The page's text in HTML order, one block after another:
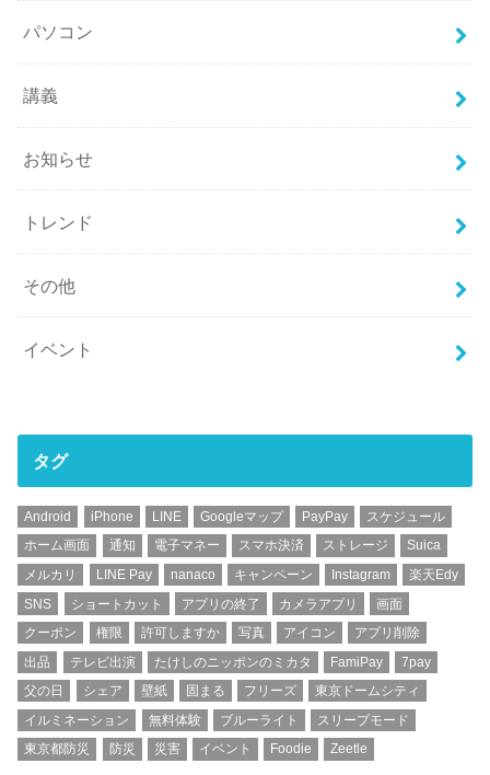
パソコン
講義
お知らせ
トレンド
その他
イベント
タグ
Android iPhone LINE Googleマップ PayPay
スケジュール
ホーム画面
通知 電子マネー スマホ決済 ストレージ
Suica
メルカリ
LINE Pay nanaco キャンペーン Instagram
楽天Edy
SNS
ショートカット アプリの終了 カメラアプリ
画面
クーポン
権限 許可しますか 写真 アイコン
アプリ削除
出品
テレビ出演 たけしのニッポンのミカタ FamiPay
7pay
父の日
シェア 壁紙 固まる フリーズ
東京ドームシティ
イルミネーション
無料体験 ブルーライト
スリープモード
東京都防災
防災 災害 イベント Foodie Zeetle